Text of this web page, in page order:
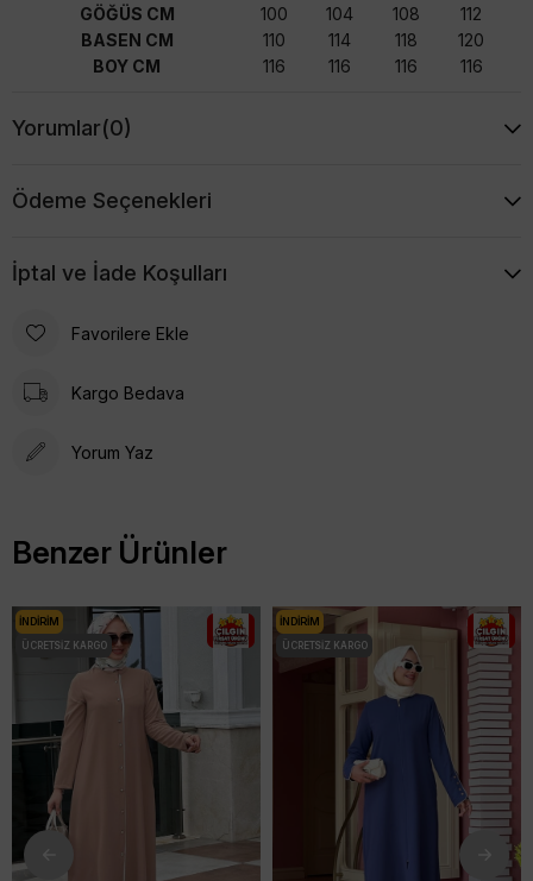
GÖĞÜS CM
100 104 108
112
BASEN CM
110 114 118
120
BOY CM
116 116 116 116
Yorumlar(0)
Ödeme Seçenekleri
İptal ve İade Koşulları
Favorilere Ekle
Kargo Bedava
Yorum Yaz
Benzer Ürünler
İNDIRIM
ÜCRETSIZ KARGO
İNDIRIM
ÜCRETSIZ KARGO